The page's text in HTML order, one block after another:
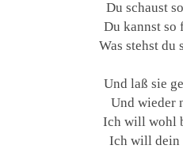
Du schaust
Du kannst so
Was stehst
Und laß sie
Und wieder
Ich will wohl
Ich will dein